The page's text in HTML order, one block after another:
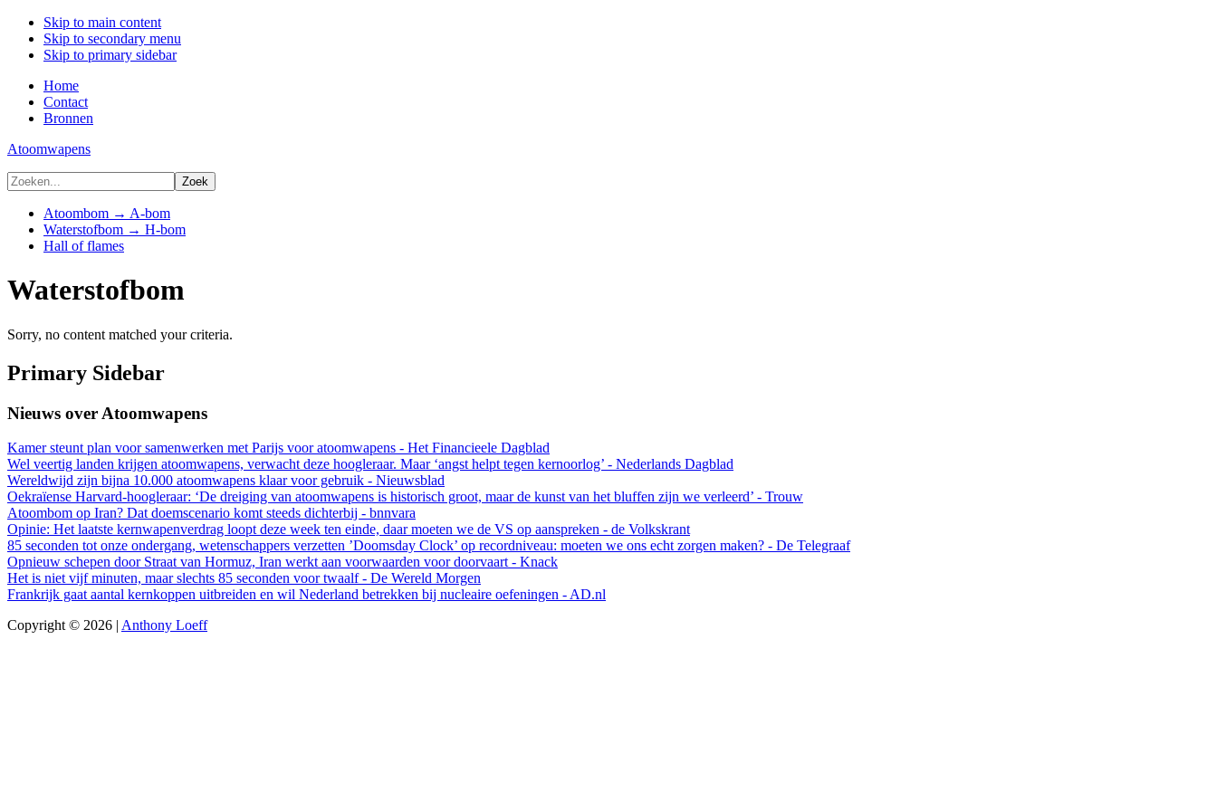
Skip to main content
Skip to secondary menu
Skip to primary sidebar
Home
Contact
Bronnen
Atoomwapens
Atoombom → A-bom
Waterstofbom → H-bom
Hall of flames
Waterstofbom
Sorry, no content matched your criteria.
Primary Sidebar
Nieuws over Atoomwapens
Kamer steunt plan voor samenwerken met Parijs voor atoomwapens - Het Financieele Dagblad
Wel veertig landen krijgen atoomwapens, verwacht deze hoogleraar. Maar ‘angst helpt tegen kernoorlog’ - Nederlands Dagblad
Wereldwijd zijn bijna 10.000 atoomwapens klaar voor gebruik - Nieuwsblad
Oekraïense Harvard-hoogleraar: ‘De dreiging van atoomwapens is historisch groot, maar de kunst van het bluffen zijn we verleerd’ - Trouw
Atoombom op Iran? Dat doemscenario komt steeds dichterbij - bnnvara
Opinie: Het laatste kernwapenverdrag loopt deze week ten einde, daar moeten we de VS op aanspreken - de Volkskrant
85 seconden tot onze ondergang, wetenschappers verzetten ’Doomsday Clock’ op recordniveau: moeten we ons echt zorgen maken? - De Telegraaf
Opnieuw schepen door Straat van Hormuz, Iran werkt aan voorwaarden voor doorvaart - Knack
Het is niet vijf minuten, maar slechts 85 seconden voor twaalf - De Wereld Morgen
Frankrijk gaat aantal kernkoppen uitbreiden en wil Nederland betrekken bij nucleaire oefeningen - AD.nl
Copyright © 2026 | Anthony Loeff